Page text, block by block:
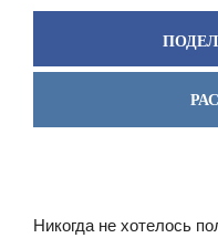
Никогда не хотелось